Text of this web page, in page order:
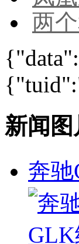
两
{"data":
新闻图
奔